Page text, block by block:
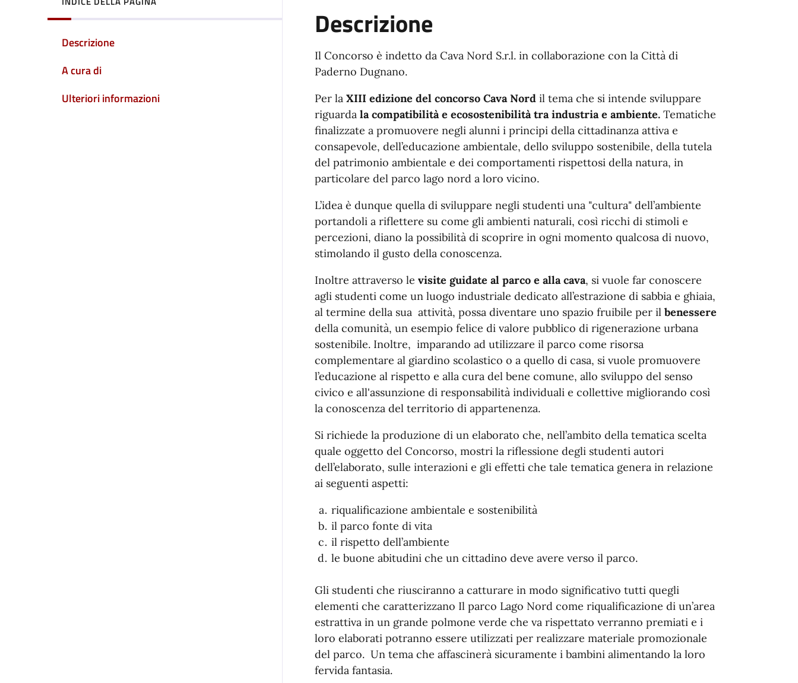
Descrizione
A cura di
Ulteriori informazioni
Descrizione
Il Concorso è indetto da Cava Nord S.r.l. in collaborazione con la Città di
Paderno Dugnano.
Per la XIII edizione del concorso Cava Nord il tema che si intende sviluppare
riguarda la compatibilità e ecosostenibilità tra industria e ambiente.Tematiche
finalizzate a promuovere negli alunni i principi della cittadinanza attiva e
consapevole, dell’educazione ambientale, dello sviluppo sostenibile, della tutela
del patrimonio ambientale e dei comportamenti rispettosi della natura, in
particolare del parco lago nord a loro vicino.
L’idea è dunque quella di sviluppare negli studenti una "cultura" dell’ambiente
portandoli a riflettere su come gli ambienti naturali, così ricchi di stimoli e
percezioni, diano la possibilità di scoprire in ogni momento qualcosa di nuovo,
stimolando il gusto della conoscenza.
Inoltre attraverso le visite guidate al parco e alla cava, si vuole far conoscere
agli studenti come un luogo industriale dedicato all’estrazione di sabbia e ghiaia,
al termine della sua attività, possa diventare uno spazio fruibile per il benessere
della comunità, un esempio felice di valore pubblico di rigenerazione urbana
sostenibile. Inoltre, imparando ad utilizzare il parco come risorsa
complementare al giardino scolastico o a quello di casa, si vuole promuovere
l’educazione al rispetto e alla cura del bene comune, allo sviluppo del senso
civico e all'assunzione di responsabilità individuali e collettive migliorando così
la conoscenza del territorio di appartenenza.
Si richiede la produzione di un elaborato che, nell’ambito della tematica scelta
quale oggetto del Concorso, mostri la riflessione degli studenti autori
dell’elaborato, sulle interazioni e gli effetti che tale tematica genera in relazione
ai seguenti aspetti:
riqualificazione ambientale e sostenibilità
il parco fonte di vita
il rispetto dell’ambiente
le buone abitudini che un cittadino deve avere verso il parco.
Gli studenti che riusciranno a catturare in modo significativo tutti quegli
elementi che caratterizzano Il parco Lago Nord come riqualificazione di un’area
estrattiva in un grande polmone verde che va rispettato verranno premiati e i
loro elaborati potranno essere utilizzati per realizzare materiale promozionale
del parco. Un tema che affascinerà sicuramente i bambini alimentando la loro
fervida fantasia.